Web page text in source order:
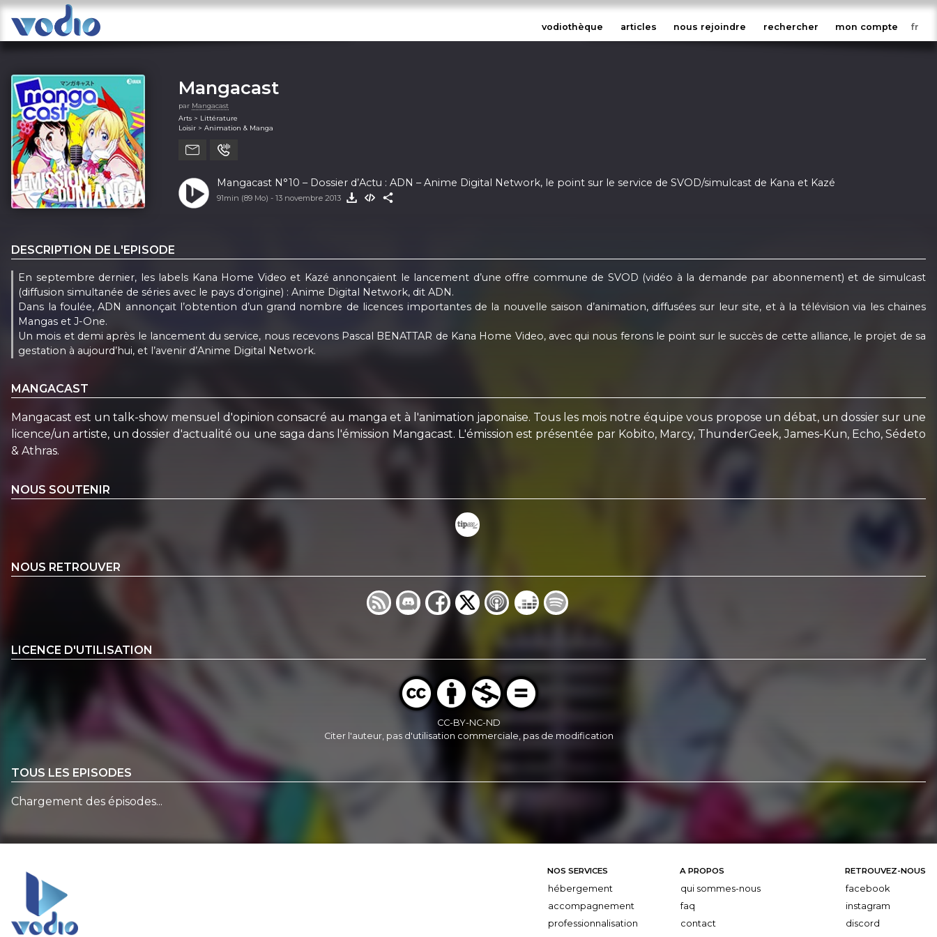
vodiothèque articles nous rejoindre rechercher mon compte
Mangacast
par Mangacast
Arts > Littérature
Loisir > Animation & Manga
Mangacast N°10 – Dossier d’Actu : ADN – Anime Digital Network, le point sur le service de SVOD/simulcast de Kana et Kazé
91min (89 Mo) - 13 novembre 2013
DESCRIPTION DE L'EPISODE
En septembre dernier, les labels Kana Home Video et Kazé annonçaient le lancement d’une offre commune de SVOD (vidéo à la demande par abonnement) et de simulcast
(diffusion simultanée de séries avec le pays d’origine) : Anime Digital Network, dit ADN.
Dans la foulée, ADN annonçait l’obtention d’un grand nombre de licences importantes de la nouvelle saison d’animation, diffusées sur leur site, et à la télévision via les chaines
Mangas et J-One.
Un mois et demi après le lancement du service, nous recevons Pascal BENATTAR de Kana Home Video, avec qui nous ferons le point sur le succès de cette alliance, le projet de sa
gestation à aujourd’hui, et l’avenir d’Anime Digital Network.
MANGACAST
Mangacast est un talk-show mensuel d'opinion consacré au manga et à l'animation japonaise. Tous les mois notre équipe vous propose un débat, un dossier sur une
licence/un artiste, un dossier d'actualité ou une saga dans l'émission Mangacast. L'émission est présentée par Kobito, Marcy, ThunderGeek, James-Kun, Echo, Sédeto
& Athras.
NOUS SOUTENIR
NOUS RETROUVER
LICENCE D'UTILISATION
CC-BY-NC-ND
Citer l'auteur, pas d'utilisation commerciale, pas de modification
TOUS LES EPISODES
Chargement des épisodes...
NOS SERVICES
hébergement
accompagnement
professionnalisation
A PROPOS
qui sommes-nous
faq
contact
RETROUVEZ-NOUS
facebook
instagram
discord